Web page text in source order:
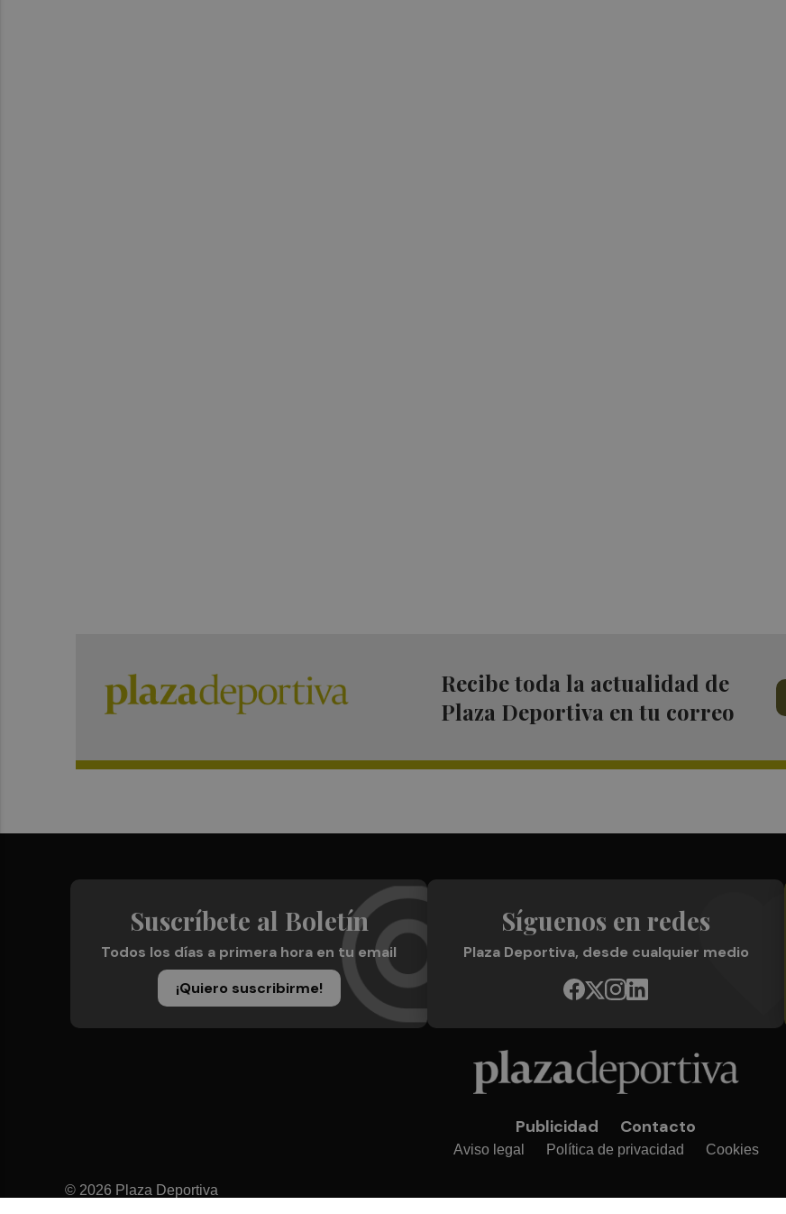
Recibe toda la actualidad de
Plaza Deportiva en tu correo
Suscríbete al Boletín
Todos los días a primera hora en tu email
¡Quiero suscribirme!
Síguenos en redes
Plaza Deportiva, desde cualquier medio
Publicidad Contacto
Aviso legal Política de privacidad Cookies
© 2026 Plaza Deportiva